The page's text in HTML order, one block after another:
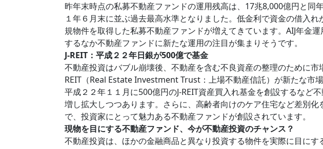
昨年末時点の私募不動産ファンドの運用残高は、17兆8,000億円と同
１年６月末に並ぶ過去最高水準となりました。低金利で資金の借入
規物件を取得した私募不動産ファンドが増えてきています。AIJ年金
するなか不動産ファンドに新たな運用の注目が集まりそうです。
J-REIT：平成２２年日銀が500億で基金
不動産投資はバブル崩壊後、不動産を含む不良資産の整理のために市
REIT（Real Estate Investment Trust：上場不動産信託）が新たな市
平成２２年１１月に500億円のJ-REIT資産買入れ基金を創設するなど
増し拡大しつつあります。さらに、高齢者向けのケア住宅など差別
で、投資家にとって魅力ある不動産ファンドが創設されています。
現物を目にする不動産ファンド、今が不動産投資のチャンス？
不動産投資は、ほかの金融商品と異なり投資する物件を実際に目に